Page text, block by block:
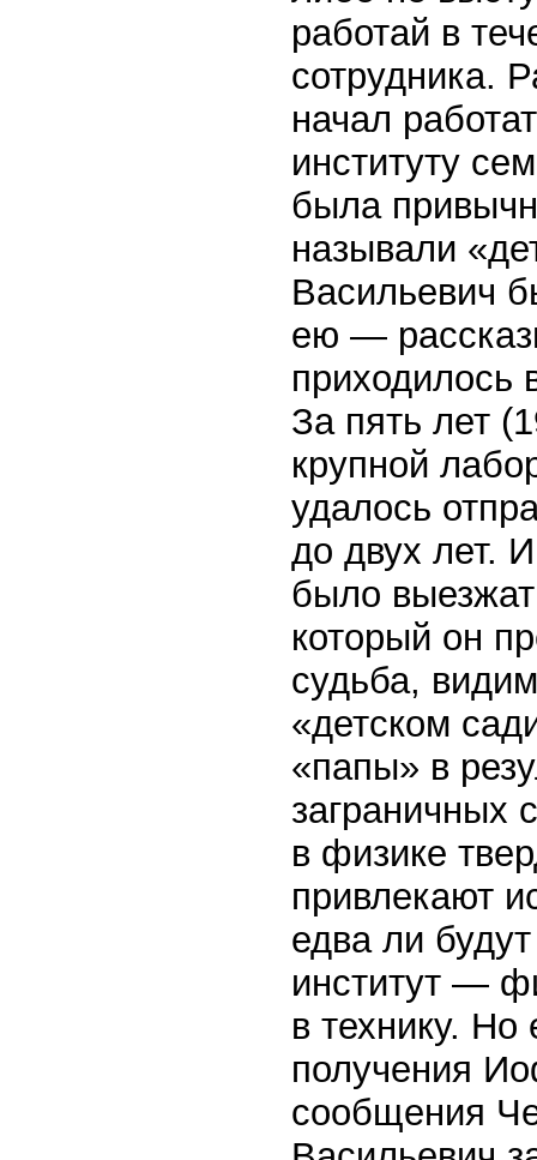
работай в
сотрудника.
начал
институту
была
называли
Васильевич
ею —
приходилось
За пять лет
крупной
удалось
до двух лет.
было
который он
судьба,
«детском
«папы» в
заграничных
в физике
привлекают
едва ли
институт —
в технику.
получения
сообщения